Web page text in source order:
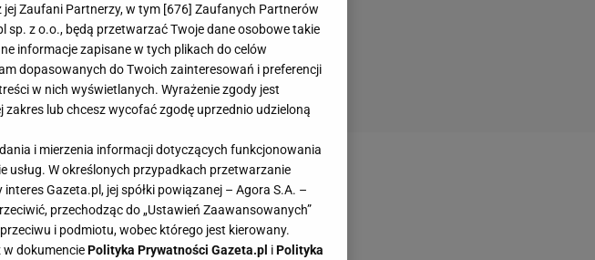
jej Zaufani Partnerzy, w tym [676] Zaufanych Partnerów
sp. z o.o., będą przetwarzać Twoje dane osobowe takie
informacje zapisane w tych plikach do celów
dopasowanych do Twoich zainteresowań i preferencji
w nich wyświetlanych. Wyrażenie zgody jest
lub chcesz wycofać zgodę uprzednio udzieloną
i mierzenia informacji dotyczących funkcjonowania
usług. W określonych przypadkach przetwarzanie
Gazeta.pl, jej spółki powiązanej – Agora S.A. –
przechodząc do „Ustawień Zaawansowanych”
i podmiotu, wobec którego jest kierowany.
dokumenciePolityka Prywatności Gazeta.pl iPolityka